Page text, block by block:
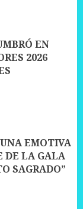
EN
2026
EMOTIVA
DE LA GALA
SAGRADO”